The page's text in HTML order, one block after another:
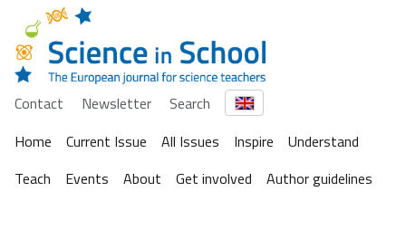
Contact Newsletter
Search
Home
Current Issue All Issues Inspire
Understand
Teach
Events About Get involved Author guidelines